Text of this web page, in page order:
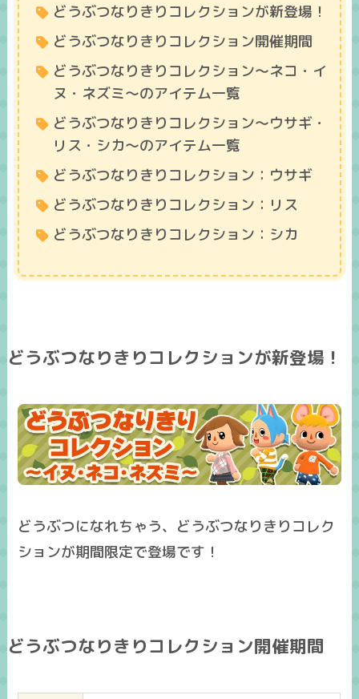
どうぶつなりきりコレクションが新登場！
どうぶつなりきりコレクション開催期間
どうぶつなりきりコレクション～ネコ・イ
ヌ・ネズミ～のアイテム一覧
どうぶつなりきりコレクション～ウサギ・
リス・シカ～のアイテム一覧
どうぶつなりきりコレクション：ウサギ
どうぶつなりきりコレクション：リス
どうぶつなりきりコレクション：シカ
どうぶつなりきりコレクションが新登場！
どうぶつになれちゃう、どうぶつなりきりコレク
ションが期間限定で登場です！
どうぶつなりきりコレクション開催期間